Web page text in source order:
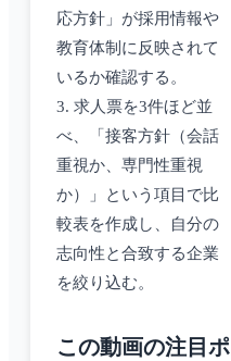
応方針」が採用情報や
教育体制に反映されて
いるか確認する。
3. 求人票を3件ほど並
べ、「接客方針（会話
重視か、専門性重視
か）」という項目で比
較表を作成し、自分の
志向性と合致する企業
を絞り込む。
この動画の注目ポ